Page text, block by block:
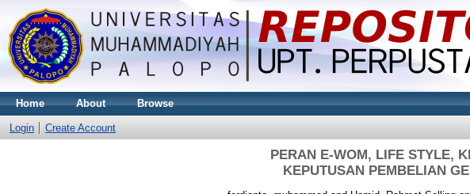
Home About Browse
Login Create Account
PERAN E-WOM, LIFE STYLE,
KEPUTUSAN PEMBELIAN